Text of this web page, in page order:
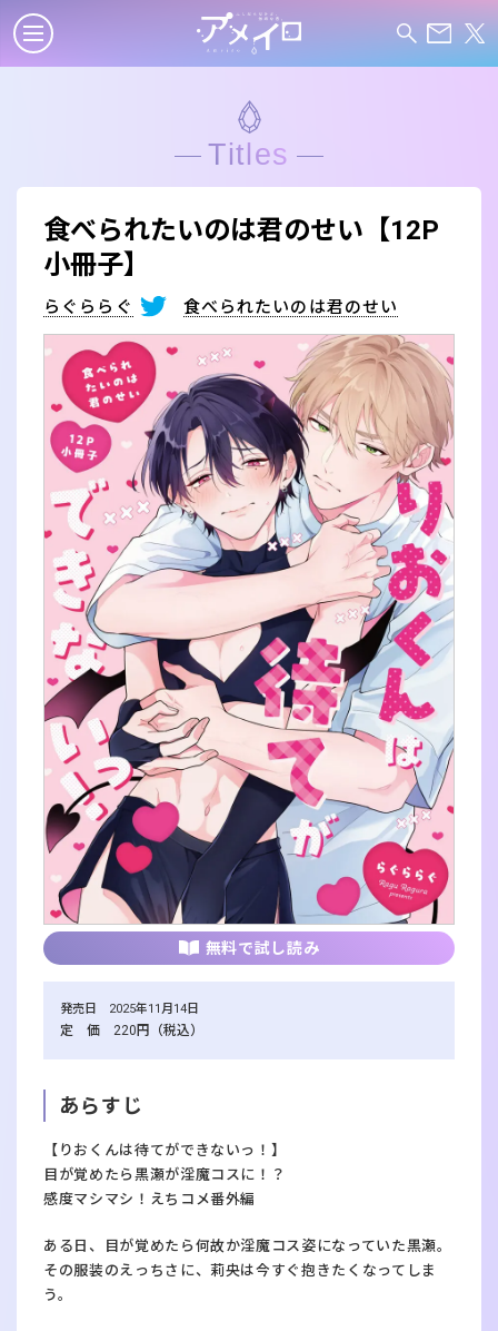
Titles
食べられたいのは君のせい【12P
小冊子】
らぐららぐ 食べられたいのは君のせい
無料で試し読み
発売日 2025年11月14日
定 価 220円（税込）
あらすじ
【りおくんは待てができないっ！】
目が覚めたら黒瀬が淫魔コスに！？
感度マシマシ！えちコメ番外編
ある日、目が覚めたら何故か淫魔コス姿になっていた黒瀬。
その服装のえっちさに、莉央は今すぐ抱きたくなってしま
う。